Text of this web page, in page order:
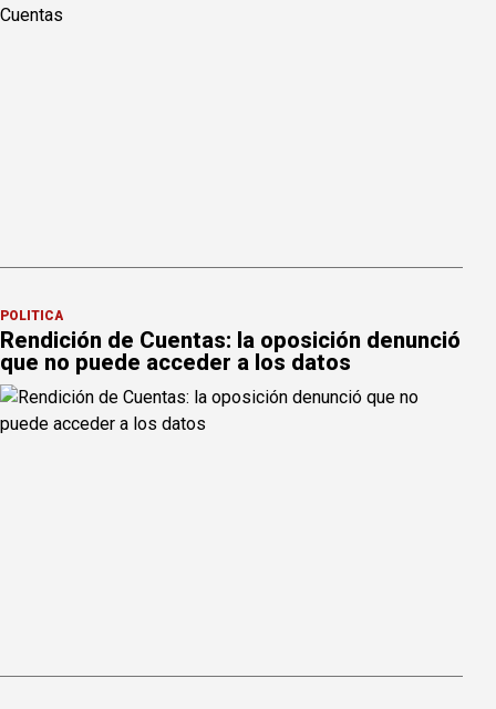
POLÍTICA
Rendición de Cuentas: la oposición denunció
que no puede acceder a los datos